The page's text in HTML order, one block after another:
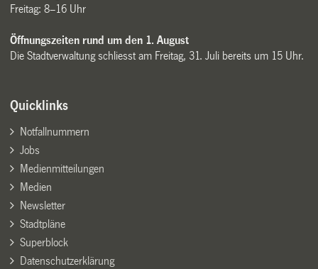
Freitag: 8–16 Uhr
Öffnungszeiten rund um den 1. August
Die Stadtverwaltung schliesst am Freitag, 31. Juli bereits um 15 Uhr.
Quicklinks
Notfallnummern
Jobs
Medienmitteilungen
Medien
Newsletter
Stadtpläne
Superblock
Datenschutzerklärung